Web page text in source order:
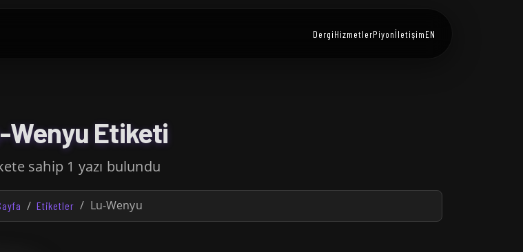
DergiHizmetlerPiyonİletişimEN
Etiketi
sahip 1 yazı bulundu
Etiketler Lu-Wenyu